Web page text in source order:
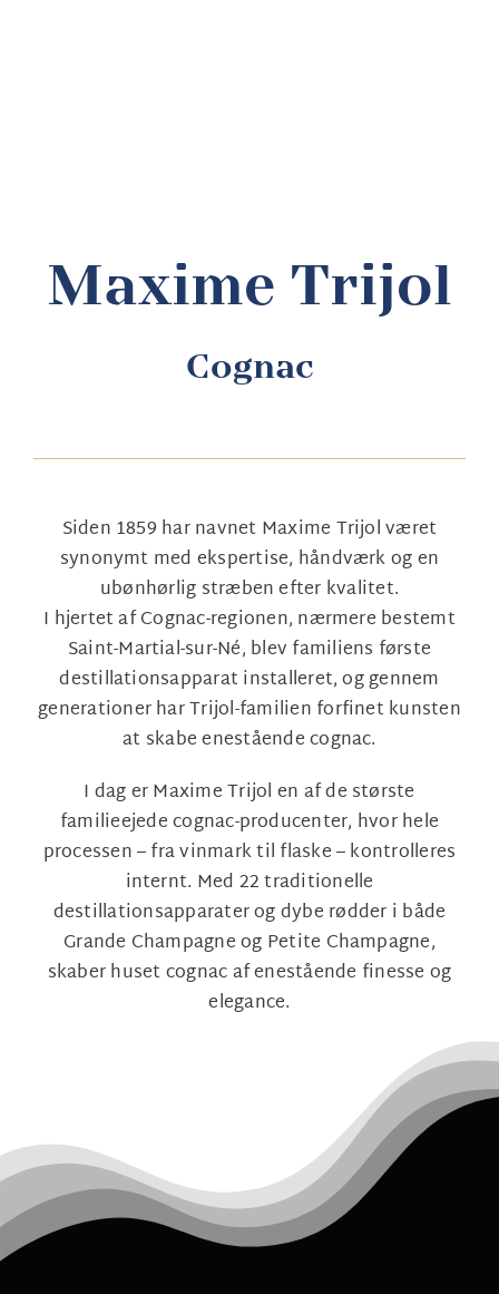
Maxime Trijol
Cognac
Siden 1859 har navnet Maxime Trijol været
synonymt med ekspertise, håndværk og en
ubønhørlig stræben efter kvalitet.
I hjertet af Cognac-regionen, nærmere bestemt
Saint-Martial-sur-Né, blev familiens første
destillationsapparat installeret, og gennem
generationer har Trijol-familien forfinet kunsten
at skabe enestående cognac.
I dag er Maxime Trijol en af de største
familieejede cognac-producenter, hvor hele
processen – fra vinmark til flaske – kontrolleres
internt. Med 22 traditionelle
destillationsapparater og dybe rødder i både
Grande Champagne og Petite Champagne,
skaber huset cognac af enestående finesse og
elegance.